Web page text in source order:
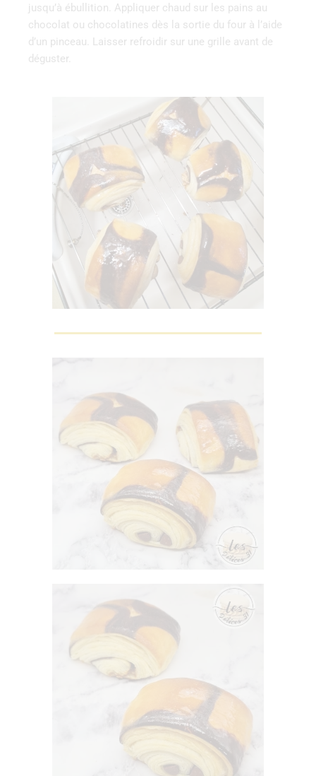
jusqu’à ébullition. Appliquer chaud sur les pains au
chocolat ou chocolatines dès la sortie du four à l’aide
d’un pinceau. Laisser refroidir sur une grille avant de
déguster.